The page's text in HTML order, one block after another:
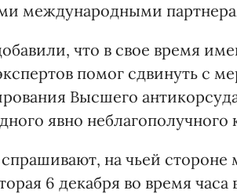
международными
что в свое время
помог сдвинуть с
Высшего
явно неблагополучного
на чьей
6 декабря во время часа